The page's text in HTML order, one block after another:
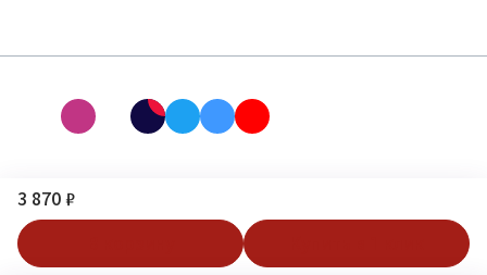
3 870 ₽